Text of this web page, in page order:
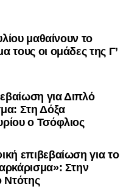
μαθαίνουν το
τους οι ομάδες της Γ’
για Διπλό
Στη Δόξα
ο Τσόφλιος
επιβεβαίωση για το
Στην
Ντότης